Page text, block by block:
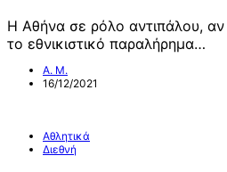
Η Αθήνα σε ρόλο αντιπάλου, αν
το εθνικιστικό παραλήρημα…
Α. Μ.
16/12/2021
Αθλητικά
Διεθνή